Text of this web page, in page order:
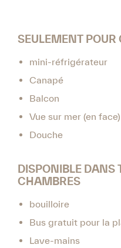
SEULEMENT POUR
mini-réfrigérateur
Canapé
Balcon
Vue sur mer (en face)
Douche
DISPONIBLE DANS
CHAMBRES
bouilloire
Bus gratuit pour la
Lave-mains